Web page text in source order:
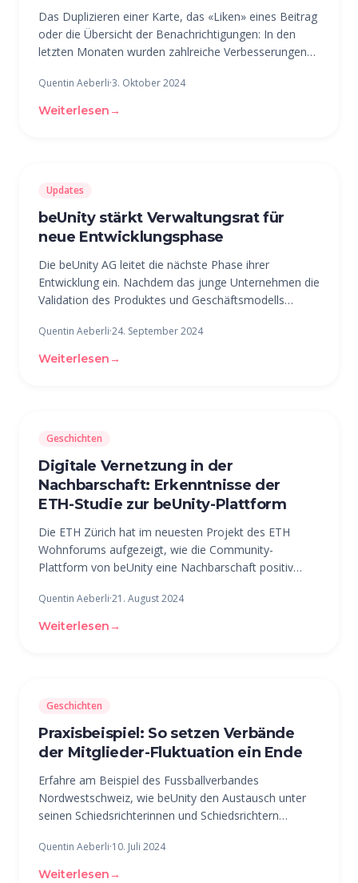
Das Duplizieren einer Karte, das «Liken» eines Beitrag
oder die Übersicht der Benachrichtigungen: In den
letzten Monaten wurden zahlreiche Verbesserungen
der Produktentwicklung lag im Sommer 2024 vor
allem auf der Verschönerung der
Quentin Aeberli·3. Oktober 2024
Weiterlesen →
Updates
beUnity stärkt Verwaltungsrat für
neue Entwicklungsphase
Die beUnity AG leitet die nächste Phase ihrer
Entwicklung ein. Nachdem das junge Unternehmen die
Validation des Produktes und Geschäftsmodells
Stärkung des Verwaltungsrates an. Seit etwas mehr
als 4 Jahren entwickelt die
Quentin Aeberli·24. September 2024
Weiterlesen →
Geschichten
Digitale Vernetzung in der
Nachbarschaft: Erkenntnisse der
ETH-Studie zur beUnity-Plattform
Die ETH Zürich hat im neuesten Projekt des ETH
Wohnforums aufgezeigt, wie die Community-
Plattform von beUnity eine Nachbarschaft positiv
Erkenntnisse der Studie zusammen. In einer Zeit, in
der digitale Technologien immer mehr an
Quentin Aeberli·21. August 2024
Weiterlesen →
Geschichten
Praxisbeispiel: So setzen Verbände
der Mitglieder-Fluktuation ein Ende
Erfahre am Beispiel des Fussballverbandes
Nordwestschweiz, wie beUnity den Austausch unter
seinen Schiedsrichterinnen und Schiedsrichtern
ausgewirkt hat. Case Study FVNWS von Dominik
Heusser Einblick in die Plattform
Quentin Aeberli·10. Juli 2024
Weiterlesen →